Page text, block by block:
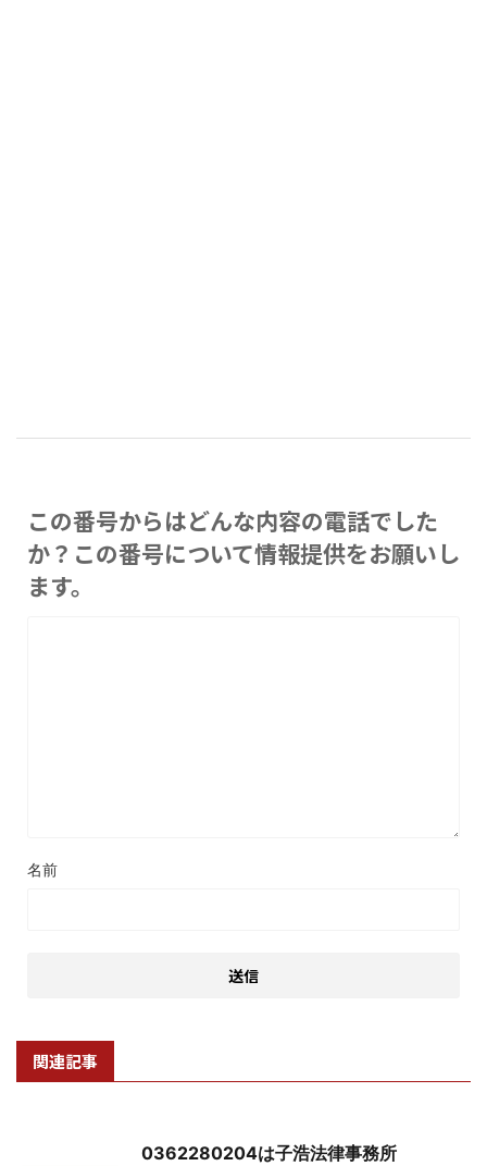
この番号からはどんな内容の電話でした
か？この番号について情報提供をお願いし
ます。
名前
関連記事
0362280204は子浩法律事務所